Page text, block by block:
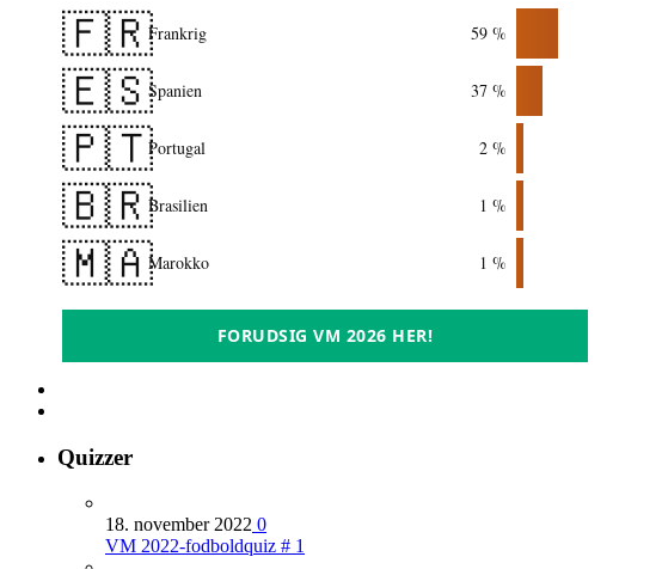
🇫🇷Frankrig 59 %
🇪🇸Spanien 37 %
🇵🇹Portugal 2 %
🇧🇷Brasilien 1 %
🇲🇦Marokko 1 %
FORUDSIG VM 2026 HER!
Quizzer
18. november 2022 0
VM 2022-fodboldquiz # 1